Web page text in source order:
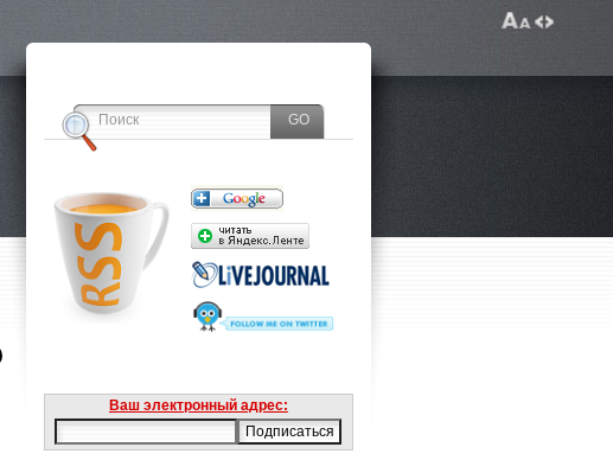
Ваш электронный адрес: